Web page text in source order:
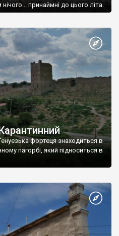
принаймні до цього літа.
фортеця знаходиться в
пагорбі, який підноситься в